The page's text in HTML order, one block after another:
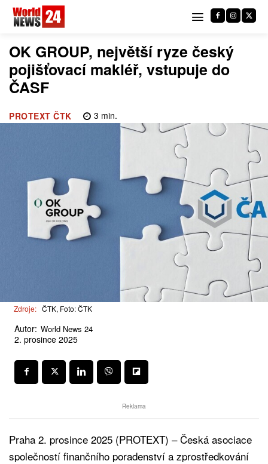
OK GROUP, největší ryze český
pojišťovací makléř, vstupuje do
ČASF
PROTEXT ČTK 3 min.
Zdroje: ČTK, Foto: ČTK
Autor: World News 24
2. prosince 2025
Reklama
Praha 2. prosince 2025 (PROTEXT) – Česká asociace
společností finančního poradenství a zprostředkování